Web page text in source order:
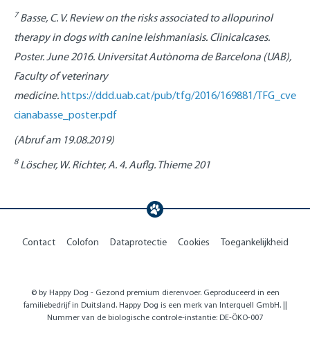
7Basse, C. V. Review on the risks associated to allopurinol
therapy in dogs with canine leishmaniasis. Clinicalcases.
Poster. June 2016. Universitat Autònoma de Barcelona (UAB),
Faculty of veterinary
medicine.https://ddd.uab.cat/pub/tfg/2016/169881/TFG_cve
cianabasse_poster.pdf
(Abruf am 19.08.2019)
8Löscher, W. Richter, A. 4. Auflg. Thieme 201
Contact Colofon Dataprotectie Cookies Toegankelijkheid
© by Happy Dog - Gezond premium dierenvoer. Geproduceerd in een
familiebedrijf in Duitsland. Happy Dog is een merk van Interquell GmbH. ||
Nummer van de biologische controle-instantie: DE-ÖKO-007